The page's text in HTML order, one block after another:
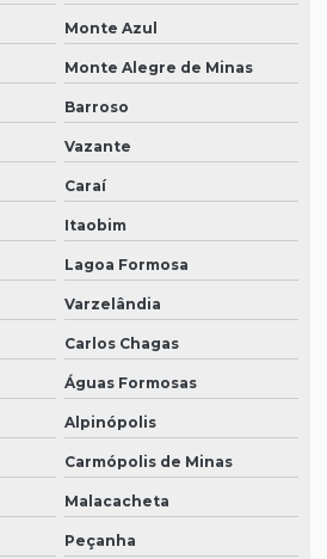
Monte Azul
Monte Alegre de Minas
Barroso
Vazante
Caraí
Itaobim
Lagoa Formosa
Varzelândia
Carlos Chagas
Águas Formosas
Alpinópolis
Carmópolis de Minas
Malacacheta
Peçanha